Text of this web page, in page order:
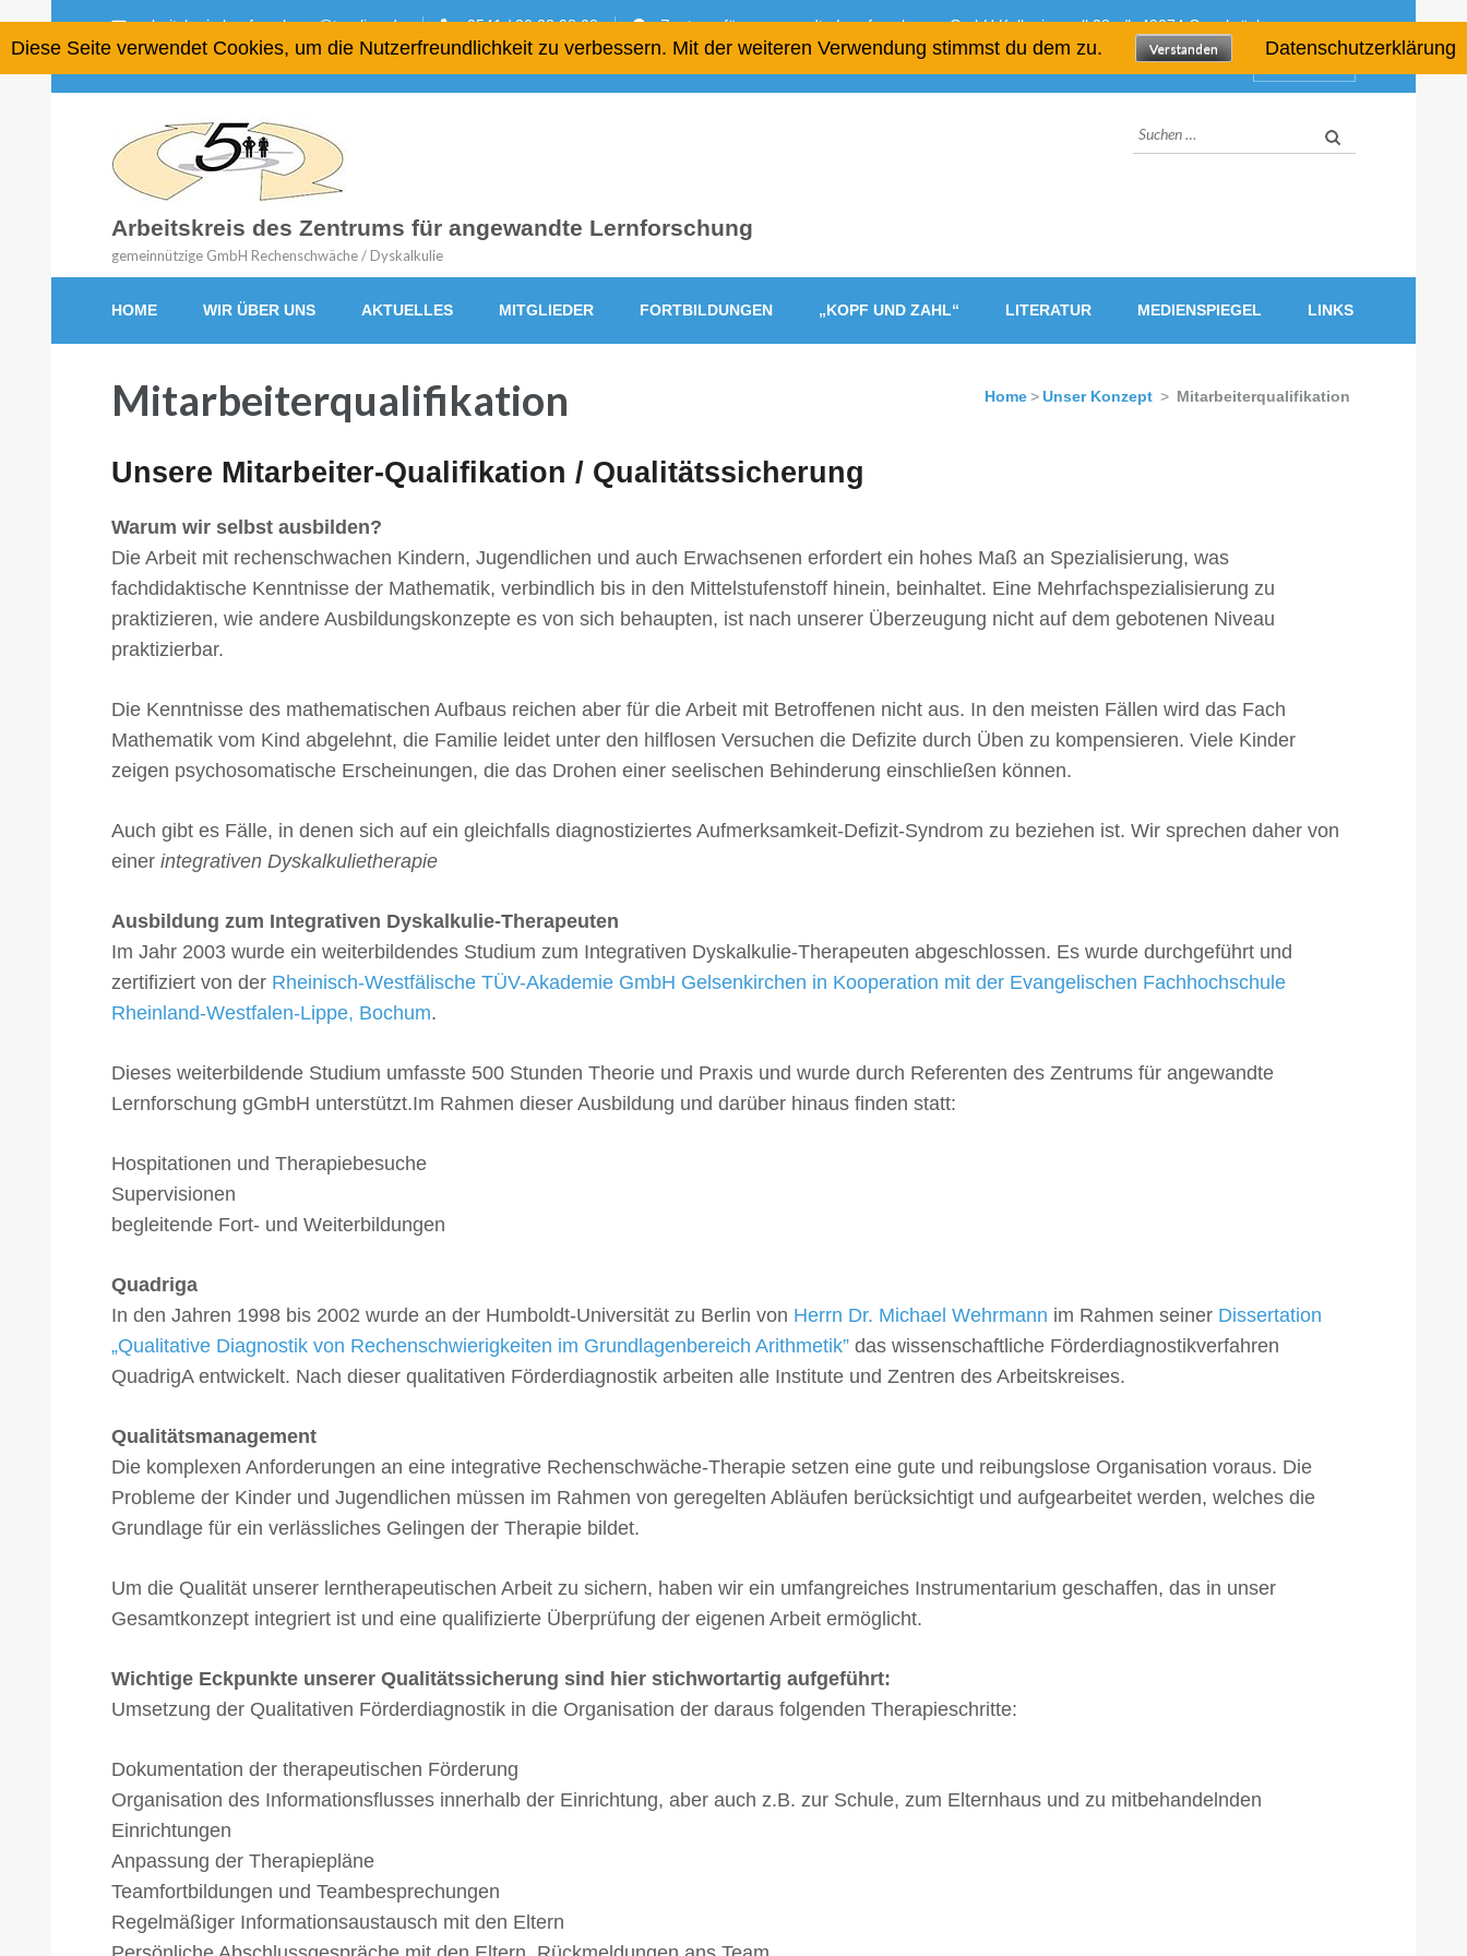
arbeitskreis-lernforschung@t-online.de 0541 / 20 23 98 02 Zentrum für angewandte Lernforschung gGmbH Kollegienwall 28 a/b 49074 Osnabrück
Arbeitskreis des Zentrums für angewandte Lernforschung
gemeinnützige GmbH Rechenschwäche / Dyskalkulie
Suchen
nach:
HOME WIR ÜBER UNS AKTUELLES MITGLIEDER FORTBILDUNGEN „KOPF UND ZAHL“ LITERATUR MEDIENSPIEGEL LINKS
Mitarbeiterqualifikation Home>Unser Konzept > Mitarbeiterqualifikation
Unsere Mitarbeiter-Qualifikation / Qualitätssicherung
Warum wir selbst ausbilden?
Die Arbeit mit rechenschwachen Kindern, Jugendlichen und auch Erwachsenen erfordert ein hohes Maß an Spezialisierung, was
fachdidaktische Kenntnisse der Mathematik, verbindlich bis in den Mittelstufenstoff hinein, beinhaltet. Eine Mehrfachspezialisierung zu
praktizieren, wie andere Ausbildungskonzepte es von sich behaupten, ist nach unserer Überzeugung nicht auf dem gebotenen Niveau
praktizierbar.
Die Kenntnisse des mathematischen Aufbaus reichen aber für die Arbeit mit Betroffenen nicht aus. In den meisten Fällen wird das Fach
Mathematik vom Kind abgelehnt, die Familie leidet unter den hilflosen Versuchen die Defizite durch Üben zu kompensieren. Viele Kinder
zeigen psychosomatische Erscheinungen, die das Drohen einer seelischen Behinderung einschließen können.
Auch gibt es Fälle, in denen sich auf ein gleichfalls diagnostiziertes Aufmerksamkeit-Defizit-Syndrom zu beziehen ist. Wir sprechen daher von
einer integrativen Dyskalkulietherapie
Ausbildung zum Integrativen Dyskalkulie-Therapeuten
Im Jahr 2003 wurde ein weiterbildendes Studium zum Integrativen Dyskalkulie-Therapeuten abgeschlossen. Es wurde durchgeführt und
zertifiziert von der Rheinisch-Westfälische TÜV-Akademie GmbH Gelsenkirchen in Kooperation mit der Evangelischen Fachhochschule
Rheinland-Westfalen-Lippe, Bochum.
Dieses weiterbildende Studium umfasste 500 Stunden Theorie und Praxis und wurde durch Referenten des Zentrums für angewandte
Lernforschung gGmbH unterstützt.Im Rahmen dieser Ausbildung und darüber hinaus finden statt:
Hospitationen und Therapiebesuche
Supervisionen
begleitende Fort- und Weiterbildungen
Quadriga
In den Jahren 1998 bis 2002 wurde an der Humboldt-Universität zu Berlin von Herrn Dr. Michael Wehrmann im Rahmen seiner Dissertation
„Qualitative Diagnostik von Rechenschwierigkeiten im Grundlagenbereich Arithmetik” das wissenschaftliche Förderdiagnostikverfahren
QuadrigA entwickelt. Nach dieser qualitativen Förderdiagnostik arbeiten alle Institute und Zentren des Arbeitskreises.
Qualitätsmanagement
Die komplexen Anforderungen an eine integrative Rechenschwäche-Therapie setzen eine gute und reibungslose Organisation voraus. Die
Probleme der Kinder und Jugendlichen müssen im Rahmen von geregelten Abläufen berücksichtigt und aufgearbeitet werden, welches die
Grundlage für ein verlässliches Gelingen der Therapie bildet.
Um die Qualität unserer lerntherapeutischen Arbeit zu sichern, haben wir ein umfangreiches Instrumentarium geschaffen, das in unser
Gesamtkonzept integriert ist und eine qualifizierte Überprüfung der eigenen Arbeit ermöglicht.
Wichtige Eckpunkte unserer Qualitätssicherung sind hier stichwortartig aufgeführt:
Umsetzung der Qualitativen Förderdiagnostik in die Organisation der daraus folgenden Therapieschritte:
Dokumentation der therapeutischen Förderung
Organisation des Informationsflusses innerhalb der Einrichtung, aber auch z.B. zur Schule, zum Elternhaus und zu mitbehandelnden
Einrichtungen
Anpassung der Therapiepläne
Teamfortbildungen und Teambesprechungen
Regelmäßiger Informationsaustausch mit den Eltern
Diese Seite verwendet Cookies, um die Nutzerfreundlichkeit zu verbessern. Mit der weiteren Verwendung stimmst du dem zu. Verstanden Datenschutzerklärung